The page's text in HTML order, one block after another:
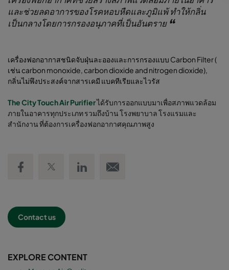
และช่วยลดอาการของโรคหอบหืดและภูมิแพ้ ทำให้กลิ่น
เป็นกลางโดยการกรองอนุภาคที่เป็นอันตราย
เครื่องฟอกอากาสชนิดจับฝุ่นละอองและการกรองแบบ Carbon Filter (
เช่น carbon monoxide, carbon dioxide and nitrogen dioxide),
กลิ่นไม่พึงประสงค์จากสารเคมี แบคทีเรียและไวรัส
The City Touch Air Purifierได้รับการออกแบบมาเพื่อสภาพแวดล้อม
ภายในอาคารทุกประเภท รวมถึงบ้าน โรงพยาบาล โรงแรมและ
สำนักงาน ที่ต้องการเครื่องฟอกอากาศคุณภาพสูง
Contact us
EXPLORE CONTENT